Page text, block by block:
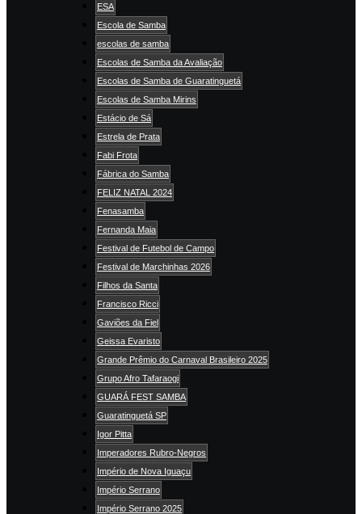
ESA
Escola de Samba
escolas de samba
Escolas de Samba da Avaliação
Escolas de Samba de Guaratinguetá
Escolas de Samba Mirins
Estácio de Sá
Estrela de Prata
Fabi Frota
Fábrica do Samba
FELIZ NATAL 2024
Fenasamba
Fernanda Maia
Festival de Futebol de Campo
Festival de Marchinhas 2026
Filhos da Santa
Francisco Ricci
Gaviões da Fiel
Geissa Evaristo
Grande Prêmio do Carnaval Brasileiro 2025
Grupo Afro Tafaraogi
GUARÁ FEST SAMBA
Guaratinguetá SP
Igor Pitta
Imperadores Rubro-Negros
Império de Nova Iguaçu
Império Serrano
Império Serrano 2025